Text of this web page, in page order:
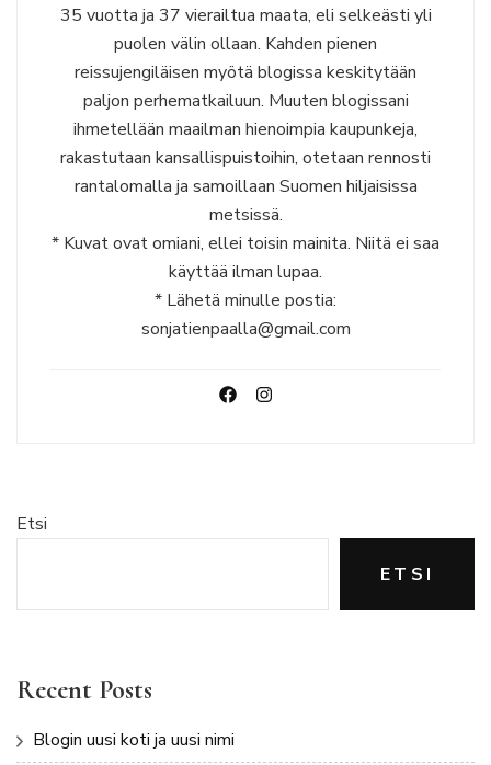
35 vuotta ja 37 vierailtua maata, eli selkeästi yli
puolen välin ollaan. Kahden pienen
reissujengiläisen myötä blogissa keskitytään
paljon perhematkailuun. Muuten blogissani
ihmetellään maailman hienoimpia kaupunkeja,
rakastutaan kansallispuistoihin, otetaan rennosti
rantalomalla ja samoillaan Suomen hiljaisissa
metsissä.
* Kuvat ovat omiani, ellei toisin mainita. Niitä ei saa
käyttää ilman lupaa.
* Lähetä minulle postia:
sonjatienpaalla@gmail.com
Etsi
ETSI
Recent Posts
Blogin uusi koti ja uusi nimi